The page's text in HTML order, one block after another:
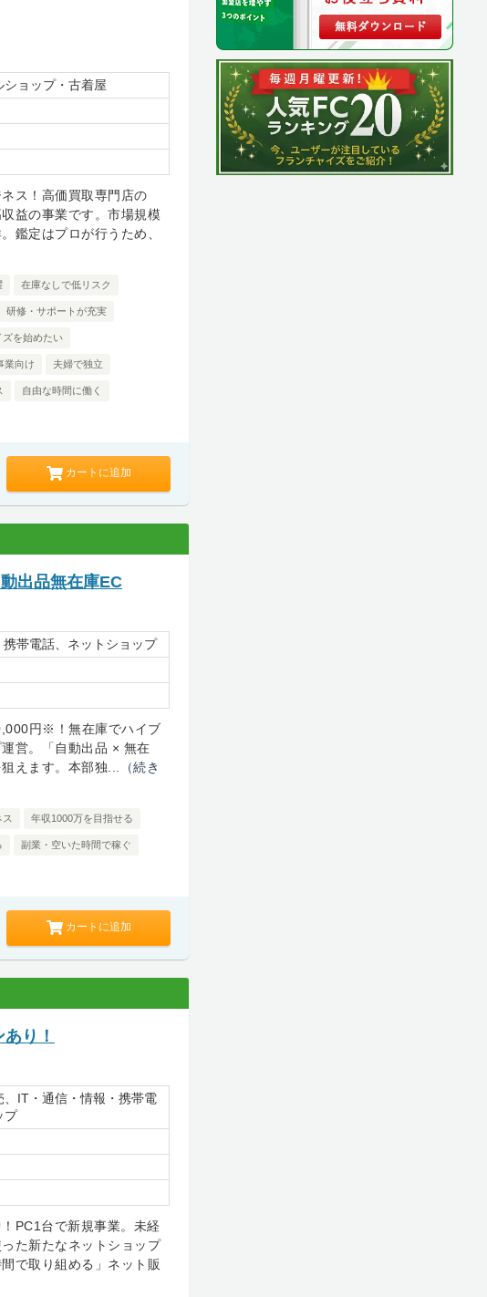
ショップ・古着屋
ス！高価買取専門店の
益の事業です。市場規模
鑑定はプロが行うため、
在庫なしで低リスク
研修・サポートが充実
を始めたい
業向け 夫婦で独立
自由な時間に働く
カートに追加
出品無在庫EC
帯電話、ネットショップ
円※！無在庫でハイブ
営。「自動出品 × 無在
えます。本部独...
（続き
年収1000万を目指せる
副業・空いた時間で稼ぐ
カートに追加
り！
、IT・通信・情報・携帯電
プ
PC1台で新規事業。未経
た新たなネットショップ
で取り組める」ネット販